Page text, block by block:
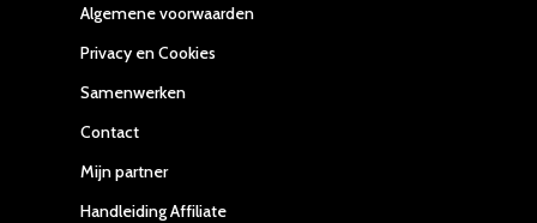
Algemene voorwaarden
Privacy en Cookies
Samenwerken
Contact
Mijn partner
Handleiding Affiliate